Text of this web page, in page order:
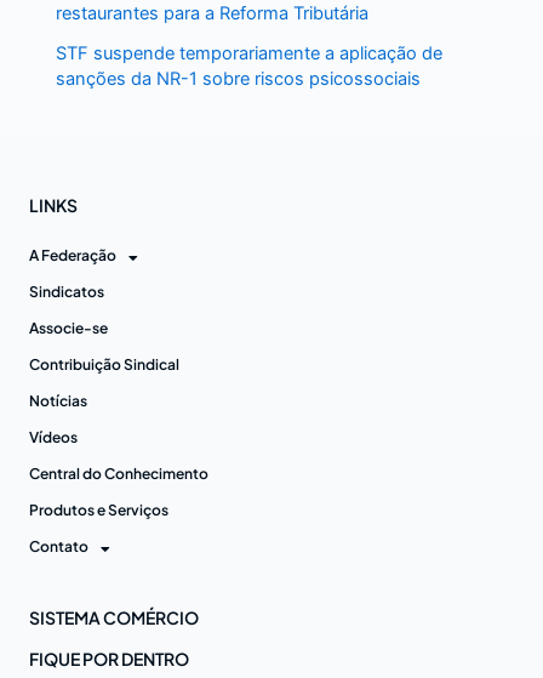
restaurantes para a Reforma Tributária
STF suspende temporariamente a aplicação de
sanções da NR-1 sobre riscos psicossociais
LINKS
A Federação
Sindicatos
Associe-se
Contribuição Sindical
Notícias
Vídeos
Central do Conhecimento
Produtos e Serviços
Contato
SISTEMA COMÉRCIO
FIQUE POR DENTRO